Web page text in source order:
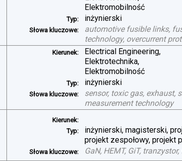
Elektromobilność
Typ: inżynierski
Słowa kluczowe:
automotive fusible links,
technology, overcurrent
Kierunek:
Electrical Engineering,
Elektrotechnika,
Elektromobilność
Typ: inżynierski
Słowa kluczowe:
sensor, toxic gas, exhaust,
measurement technology
Kierunek:
Typ:
inżynierski, magisterski,
projekt zespołowy, projekt
Słowa kluczowe: GaN, HEMT, GiT,